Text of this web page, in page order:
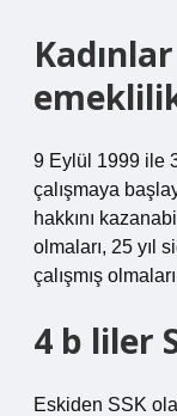
9 Eylül 1999 ile
çalışmaya
hakkını
olmaları, 25 yıl
çalışmış
4 b liler
Eskiden SSK